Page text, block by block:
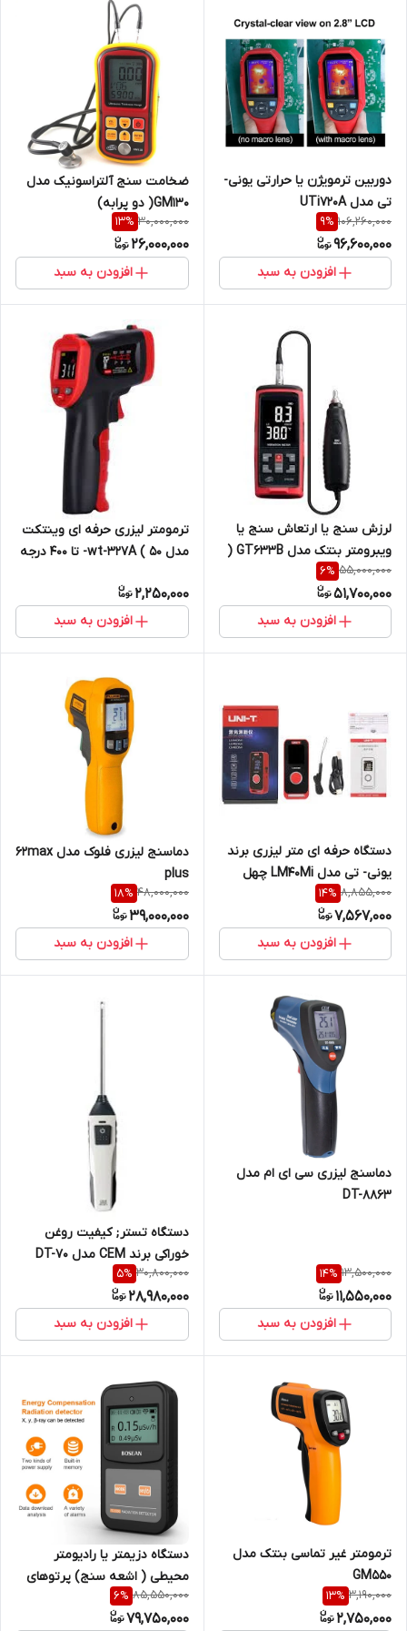
دوربین ترمویژن یا حرارتی یونی-
تی مدل UTi720A
106,260,000
9%
96,600,000
افزودن به سبد
ضخامت سنج آلتراسونیک مدل
GM130( دو پرابه)
30,000,000
13%
26,000,000
افزودن به سبد
لرزش سنج یا ارتعاش سنج یا
ویبرومتر بنتک مدل GT633B (
نمایندگی اصلی جوش آزما تجهیز
09120741826)
55,000,000
6%
51,700,000
افزودن به سبد
ترمومتر لیزری حرفه ای وینتکت
مدل wt-327A ( 50- تا 400 درجه
فروش
2,250,000
افزودن به سبد
دستگاه حرفه ای متر لیزری برند
یونی- تی مدل LM40Mi چهل
متری ( نمایندگی اصلی جوش
آزما تجهیز 09120741826)
8,855,000
14%
7,567,000
افزودن به سبد
دماسنج لیزری فلوک مدل 62max
plus
48,000,000
18%
39,000,000
افزودن به سبد
دماسنج لیزری سی ای ام مدل
DT-8863
13,500,000
14%
11,550,000
افزودن به سبد
دستگاه تستر; کیفیت روغن
خوراکی برند CEM مدل DT-70
30,800,000
5%
28,980,000
افزودن به سبد
ترمومتر غیر تماسی بنتک مدل
GM550
3,190,000
13%
2,750,000
دستگاه دزیمتر یا رادیومتر
محیطی ( اشعه سنج) پرتوهای
ایکس و گاما و بتا جهت دزیمتری
85,550,000
6%
79,750,000